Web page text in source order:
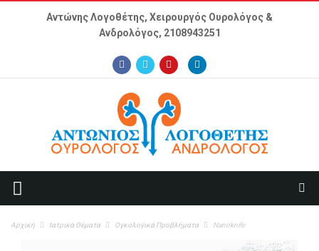
Αντώνης Λογοθέτης, Χειρουργός Ουρολόγος &
Ανδρολόγος, 2108943251
Αρχική Ιατρικά Θέματα Ογκολογικά Προβλήματα Nanoknife